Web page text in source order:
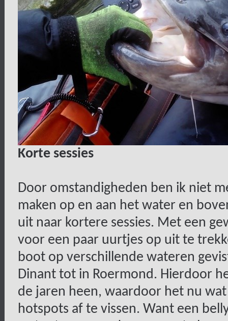
Korte sessies
Door omstandigheden ben ik niet
maken op en aan het water en
uit naar kortere sessies. Met een
voor een paar uurtjes op uit te
boot op verschillende wateren
Dinant tot in Roermond. Hierdoor
de jaren heen, waardoor het nu
hotspots af te vissen. Want een